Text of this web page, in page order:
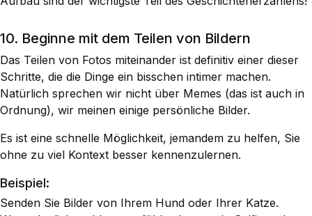
10. Beginne mit dem Teilen von Bildern
Das Teilen von Fotos miteinander ist definitiv einer dieser
Schritte, die die Dinge ein bisschen intimer machen.
Natürlich sprechen wir nicht über Memes (das ist auch in
Ordnung), wir meinen einige persönliche Bilder.
Es ist eine schnelle Möglichkeit, jemandem zu helfen, Sie
ohne zu viel Kontext besser kennenzulernen.
Beispiel:
Senden Sie Bilder von Ihrem Hund oder Ihrer Katze.